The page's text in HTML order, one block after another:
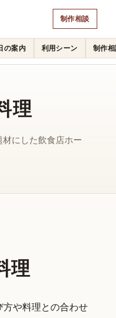
制作相談
の案内 利用シーン 制作
理
にした飲食店ホー
理
や料理との合わせ